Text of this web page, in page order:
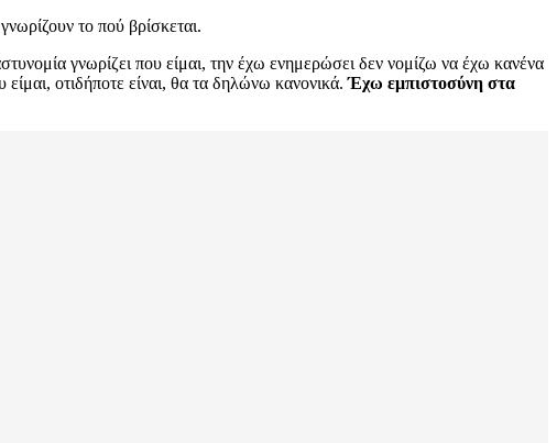
το πού βρίσκεται.
γνωρίζει που είμαι, την έχω ενημερώσει δεν νομίζω να έχω κανένα
οτιδήποτε είναι, θα τα δηλώνω κανονικά.Έχω εμπιστοσύνη στα